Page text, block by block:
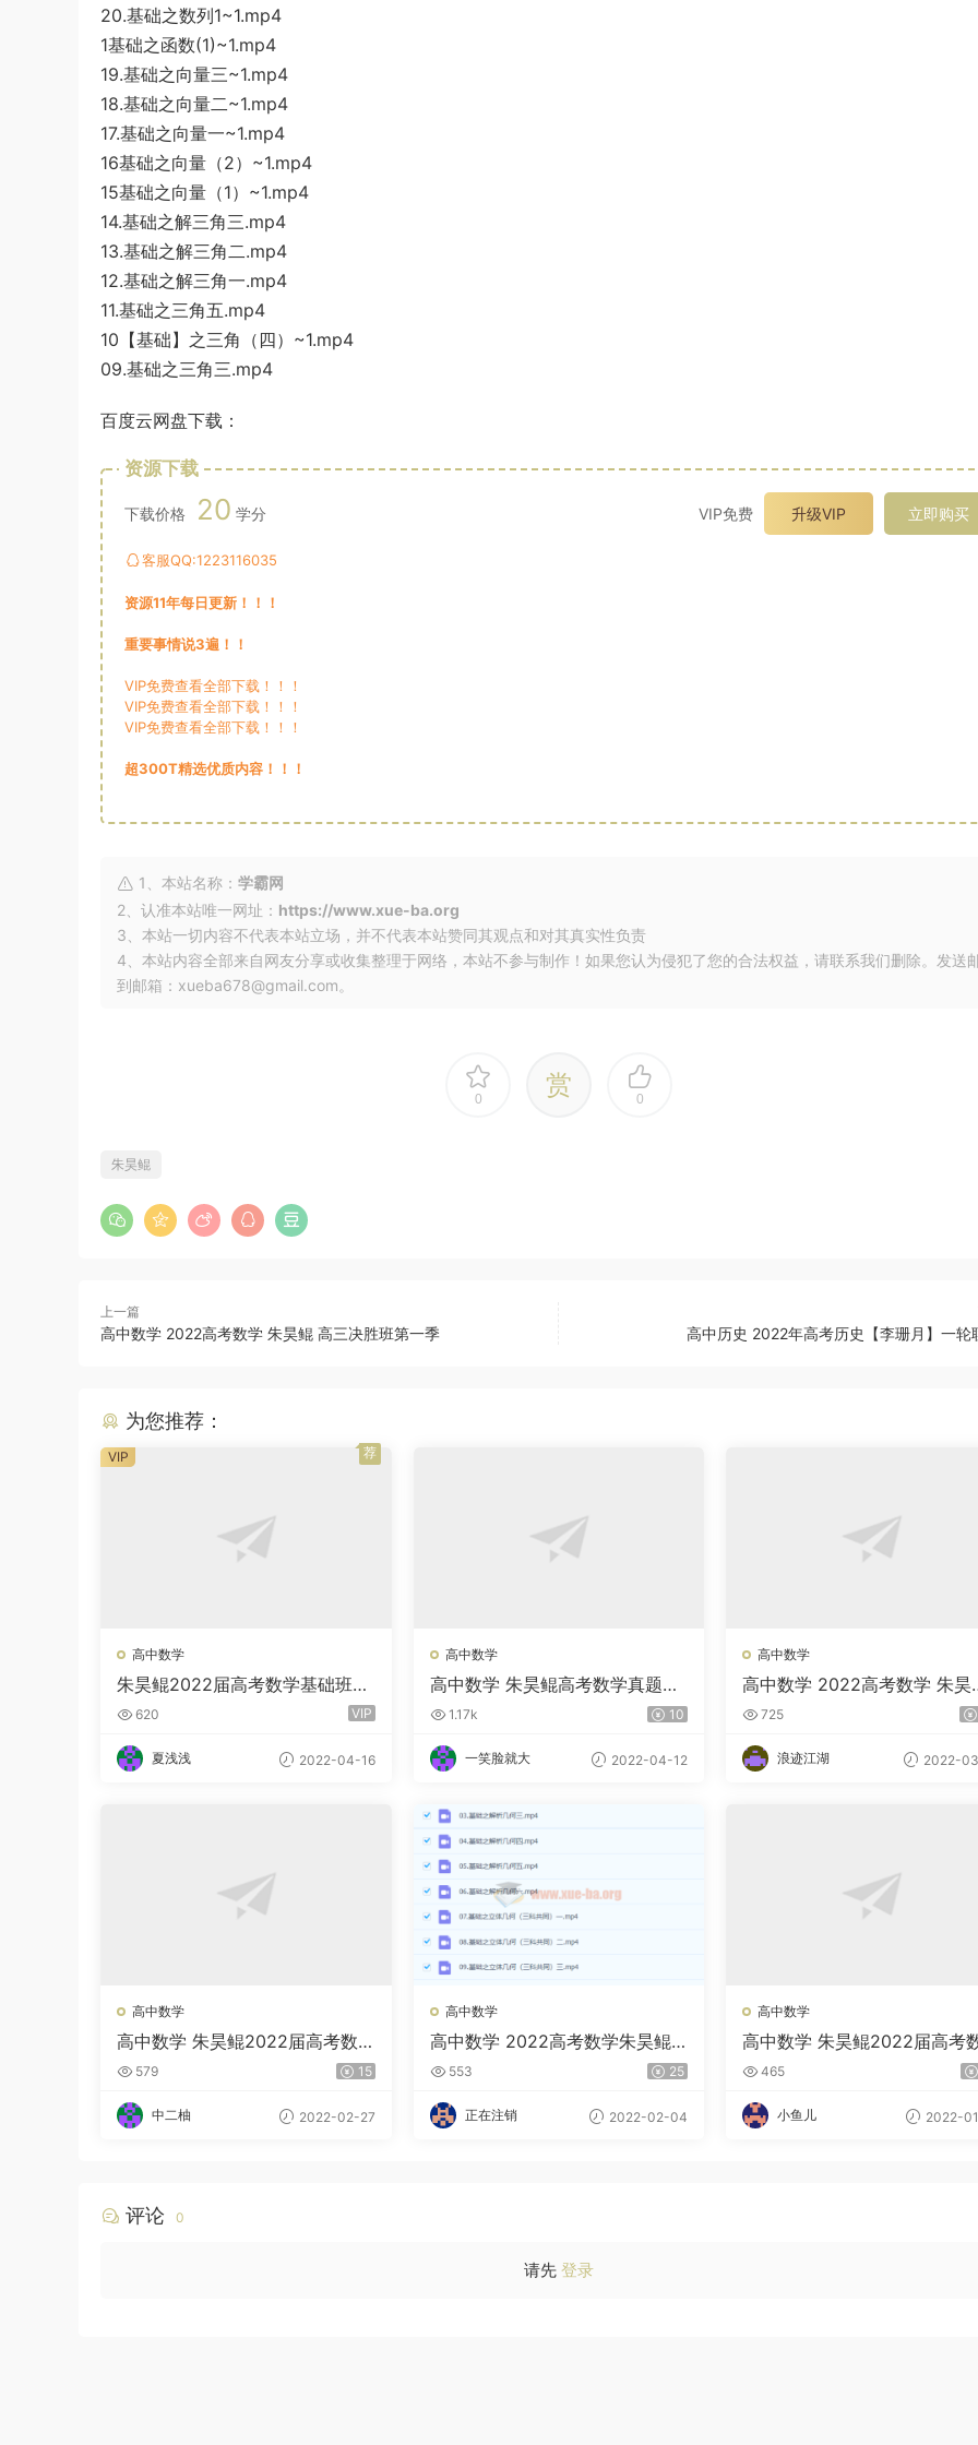
20.基础之数列1~1.mp4
1基础之函数(1)~1.mp4
19.基础之向量三~1.mp4
18.基础之向量二~1.mp4
17.基础之向量一~1.mp4
16基础之向量（2）~1.mp4
15基础之向量（1）~1.mp4
14.基础之解三角三.mp4
13.基础之解三角二.mp4
12.基础之解三角一.mp4
11.基础之三角五.mp4
10【基础】之三角（四）~1.mp4
09.基础之三角三.mp4
百度云网盘下载：
资源下载
下载价格 20 学分 VIP免费 升级VIP 立即购买
客服QQ:1223116035
资源11年每日更新！！！
重要事情说3遍！！
VIP免费查看全部下载！！！
VIP免费查看全部下载！！！
VIP免费查看全部下载！！！
超300T精选优质内容！！！
1、本站名称： 学霸网
2、认准本站唯一网址： https://www.xue-ba.org
3、本站一切内容不代表本站立场，并不代表本站赞同其观点和对其真实性负责
4、本站内容全部来自网友分享或收集整理于网络，本站不参与制作！如果您认为侵犯了您的合法权益，请联系我们删除。发送
到邮箱：xueba678@gmail.com。
0 赏 0
朱昊鲲
上一篇
高中数学 2022高考数学 朱昊鲲 高三决胜班第一季 高中历史 2022年高考历史【李珊月】一轮
为您推荐：
高中数学
朱昊鲲2022届高考数学基础班二
轮复习联报 基础班第二季 专项班
620 VIP
夏浅浅 2022-04-16
VIP 荐
高中数学
高中数学 朱昊鲲高考数学真题及
参考答案-百度云下载
1.17k 10
一笑脸就大 2022-04-12
高中数学
高中数学 2022高考数学 朱昊
文科专项班第三季
725
浪迹江湖 2022-
高中数学
高中数学 朱昊鲲2022届高考数
学基础班二轮复习联报 第二季
579 15
中二柚 2022-02-27
高中数学
高中数学 2022高考数学朱昊鲲
二轮 基础班 决胜班
553 25
正在注销 2022-02-04
高中数学
高中数学 朱昊鲲2022届高考
学二轮复习联报 决胜班 基础
465
小鱼儿 2022-
评论 0
请先 登录